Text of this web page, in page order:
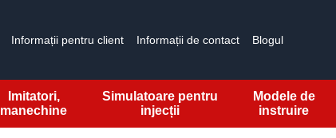
Informații pentru client Informații de contact Blogul
Imitatori,
manechine
Simulatoare pentru
injecții
Modele de
instruire